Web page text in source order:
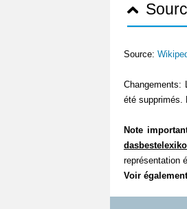
Source:
Changements:
été supprimés.
Note
représentation
Voir